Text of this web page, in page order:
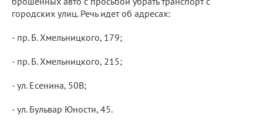
городских улиц. Речь идет об адресах:
- пр. Б. Хмельницкого, 179;
- пр. Б. Хмельницкого, 215;
- ул. Есенина, 50В;
- ул. Бульвар Юности, 45.